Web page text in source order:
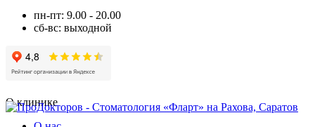
пн-пт: 9.00 - 20.00
сб-вс: выходной
О клинике